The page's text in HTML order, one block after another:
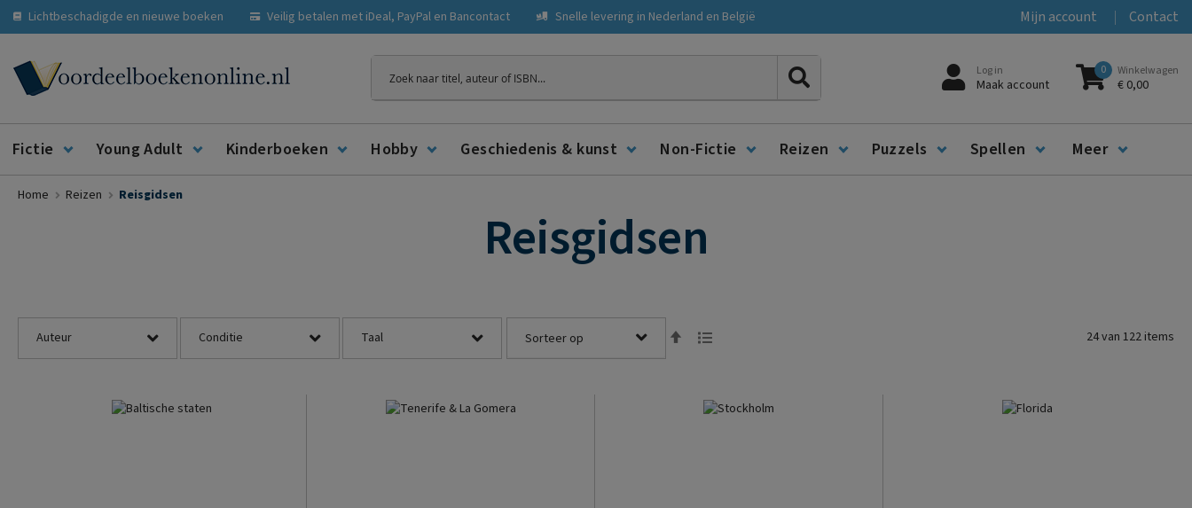
Lichtbeschadigde en nieuwe boeken Veilig betalen met iDeal, PayPal en Bancontact Snelle levering in Nederland en België Mijn account Contact
Zoeken
Log in
Maak account
0 Winkelwagen
€ 0,00
Fictie Young Adult Kinderboeken Hobby Geschiedenis & kunst Non-Fictie Reizen Puzzels Spellen Meer
Home Reizen Reisgidsen
Reisgidsen
Auteur Conditie Taal
Van
sorteren
als Lijst 24van 122 items